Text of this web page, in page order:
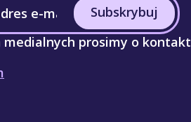
Subskrybuj
prosimy o kontakt